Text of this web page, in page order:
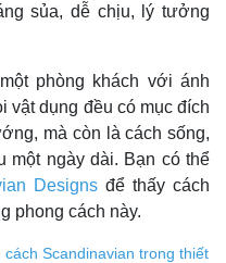
sủa, dễ chịu, lý tưởng
phòng khách với ánh
vật dụng đều có mục đích
mà còn là cách sống,
một ngày dài. Bạn có thể
Designsđể thấy cách
phong cách này.
Scandinavian trong thiết